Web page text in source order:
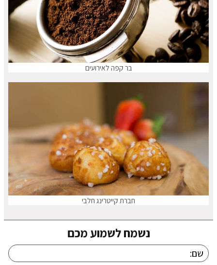
בר קפה לאירועים
חברת קייטרינג חלבי
נשמח לשמוע מכם